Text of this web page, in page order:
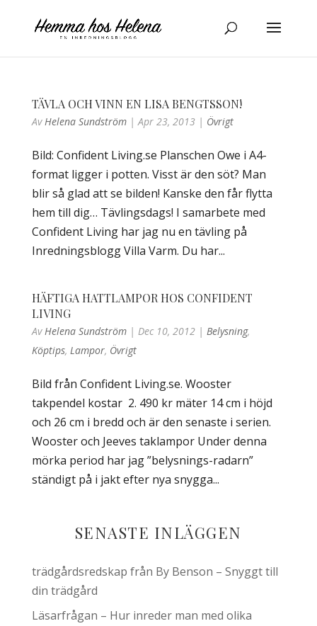
TÄVLA OCH VINN EN LISA BENGTSSON!
AvHelena Sundström|Apr 23, 2013| Övrigt
Bild: Confident Living.se Planschen Owe i A4-
format ligger i potten. Visst är den söt? Man
blir så glad att se bilden! Kanske den får flytta
hem till dig… Tävlingsdags! I samarbete med
Confident Living har jag nu en tävling på
Inredningsblogg Villa Varm. Du har...
HÄFTIGA HATTLAMPOR HOS CONFIDENT
LIVING
AvHelena Sundström| Dec 10, 2012| Belysning,
Köptips, Lampor, Övrigt
Bild från Confident Living.se. Wooster
takpendel kostar 2. 490 kr mäter 14 cm i höjd
och 26 cm i bredd och är den senaste i serien.
Wooster och Jeeves taklampor Under denna
mörka period har jag ”belysnings-radarn”
ständigt på i jakt efter nya snygga...
SENASTE INLÄGGEN
trädgårdsredskap från By Benson – Snyggt till
din trädgård
Läsarfrågan – Hur inreder man med olika